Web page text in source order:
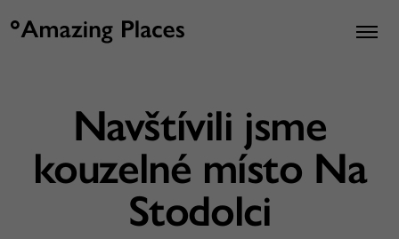
Navštívili jsme
kouzelné místo Na
Stodolci